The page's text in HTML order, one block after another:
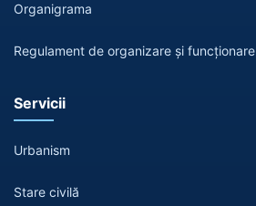
Organigrama
Regulament de organizare și funcționare
Servicii
Urbanism
Stare civilă